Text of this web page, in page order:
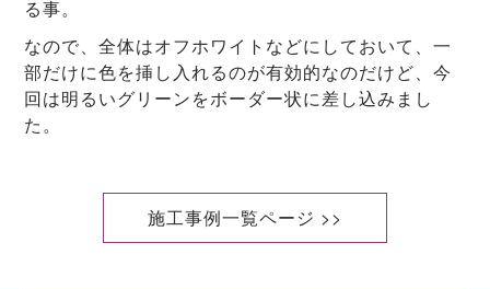
る事。
なので、全体はオフホワイトなどにしておいて、一
部だけに色を挿し入れるのが有効的なのだけど、今
回は明るいグリーンをボーダー状に差し込みまし
た。
施工事例一覧ページ >>